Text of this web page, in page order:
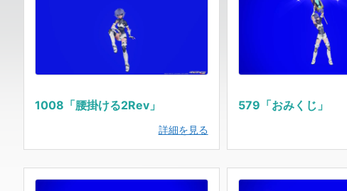
1008「腰掛ける2Rev」
詳細を見る
579「おみくじ」